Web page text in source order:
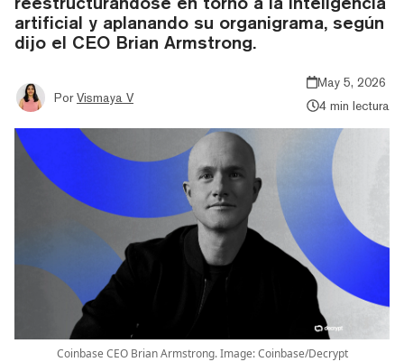
artificial y aplanando su organigrama, según
dijo el CEO Brian Armstrong.
Por Vismaya V
May 5, 2026
4 min lectura
Coinbase CEO Brian Armstrong. Image: Coinbase/Decrypt